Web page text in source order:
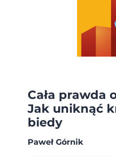
Cała prawda
Jak uniknąć
biedy
Paweł Górnik